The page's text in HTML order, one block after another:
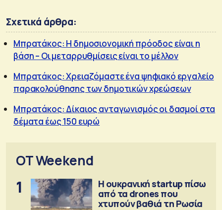
Σχετικά άρθρα:
Μπρατάκος: Η δημοσιονομική πρόοδος είναι η
βάση – Οι μεταρρυθμίσεις είναι το μέλλον
Μπρατάκος: Χρειαζόμαστε ένα ψηφιακό εργαλείο
παρακολούθησης των δημοτικών χρεώσεων
Μπρατάκος: Δίκαιος ανταγωνισμός οι δασμοί στα
δέματα έως 150 ευρώ
OT Weekend
1
Η ουκρανική startup πίσω
από τα drones που
χτυπούν βαθιά τη Ρωσία